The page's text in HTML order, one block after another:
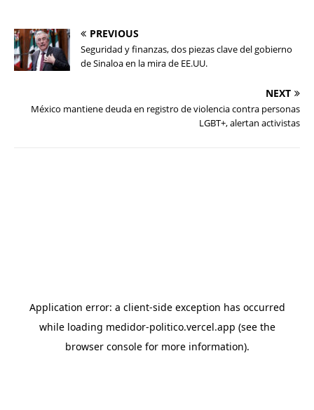
PREVIOUS
Seguridad y finanzas, dos piezas clave del gobierno
de Sinaloa en la mira de EE.UU.
NEXT
México mantiene deuda en registro de violencia contra personas
LGBT+, alertan activistas